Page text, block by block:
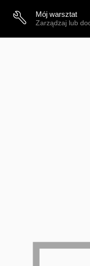
Mój warsztat
Zarządzaj lub